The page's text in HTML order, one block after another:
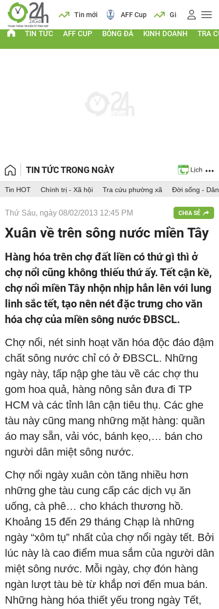
Lịch Tin mới AFF Cup Giá vàng
TIN TỨC AFF CUP BÓNG ĐÁ KINH DOANH TRA
TIN TỨC TRONG NGÀY
Tin HOT Chính trị - Xã hội Tra cứu phường xã Đời sống -
Thứ Sáu, ngày 08/02/2013 12:45 PM CHIA SẺ
Xuân về trên sông nước miền Tây
Hàng hóa trên chợ đất liền có thứ gì thì ở
chợ nổi cũng không thiếu thứ ấy. Tết cận kề,
chợ nổi miền Tây nhộn nhịp hẳn lên với lung
linh sắc tết, tạo nên nét đặc trưng cho văn
hóa chợ của miền sông nước ĐBSCL.
Chợ nổi, nét sinh hoạt văn hóa độc đáo đậm
chất sông nước chỉ có ở ĐBSCL. Những
ngày này, tấp nập ghe tàu về các chợ thu
gom hoa quả, hàng nông sản đưa đi TP
HCM và các tỉnh lân cận tiêu thụ. Các ghe
tàu này cũng mang những mặt hàng: quần
áo may sẵn, vải vóc, bánh kẹo,… bán cho
người dân miệt sông nước.
Chợ nổi ngày xuân còn tăng nhiều hơn
những ghe tàu cung cấp các dịch vụ ăn
uống, cà phê… cho khách thương hồ.
Khoảng 15 đến 29 tháng Chạp là những
ngày “xôm tụ” nhất của chợ nổi ngày tết. Bởi
lúc này là cao điểm mua sắm của người dân
miệt sông nước. Mỗi ngày, chợ đón hàng
ngàn lượt tàu bè từ khắp nơi đến mua bán.
Những hàng hóa thiết yếu trong ngày Tết,